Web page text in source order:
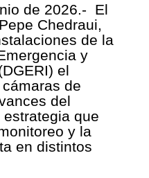
de 2026.- El
Chedraui,
de la
y
el
de
del
que
y la
en distintos